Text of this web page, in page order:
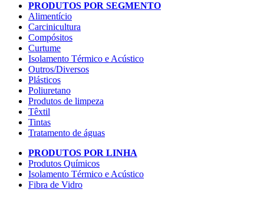
PRODUTOS POR SEGMENTO
Alimentício
Carcinicultura
Compósitos
Curtume
Isolamento Térmico e Acústico
Outros/Diversos
Plásticos
Poliuretano
Produtos de limpeza
Têxtil
Tintas
Tratamento de águas
PRODUTOS POR LINHA
Produtos Químicos
Isolamento Térmico e Acústico
Fibra de Vidro